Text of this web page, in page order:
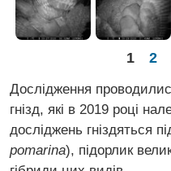
1 2
Дослідження
гнізд, які в 2019 році
досліджень гніздяться
pomarina), підорлик